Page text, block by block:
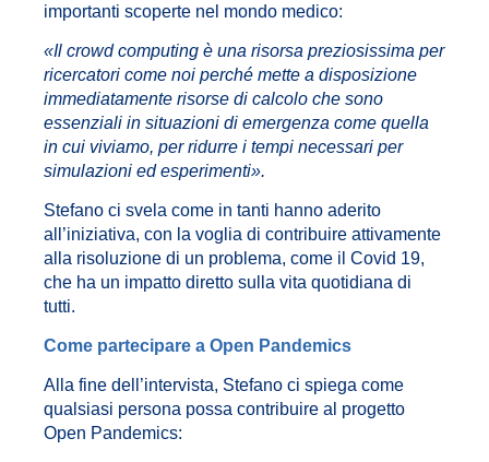
importanti scoperte nel mondo medico:
«Il crowd computing è una risorsa preziosissima per
ricercatori come noi perché mette a disposizione
immediatamente risorse di calcolo che sono
essenziali in situazioni di emergenza come quella
in cui viviamo, per ridurre i tempi necessari per
simulazioni ed esperimenti».
Stefano ci svela come in tanti hanno aderito
all’iniziativa, con la voglia di contribuire attivamente
alla risoluzione di un problema, come il Covid 19,
che ha un impatto diretto sulla vita quotidiana di
tutti.
Come partecipare a Open Pandemics
Alla fine dell’intervista, Stefano ci spiega come
qualsiasi persona possa contribuire al progetto
Open Pandemics: